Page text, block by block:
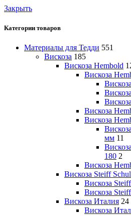
Закрыть
Категории товаров
Материалы для Тедди 551
Вискоза 185
Вискоза Hembold
Вискоза
Вискоза
Вискоза
мм 11
180 2
Вискоза
Вискоза Steiff
Вискоза
Вискоза
Вискоза Италия 24
Вискоза